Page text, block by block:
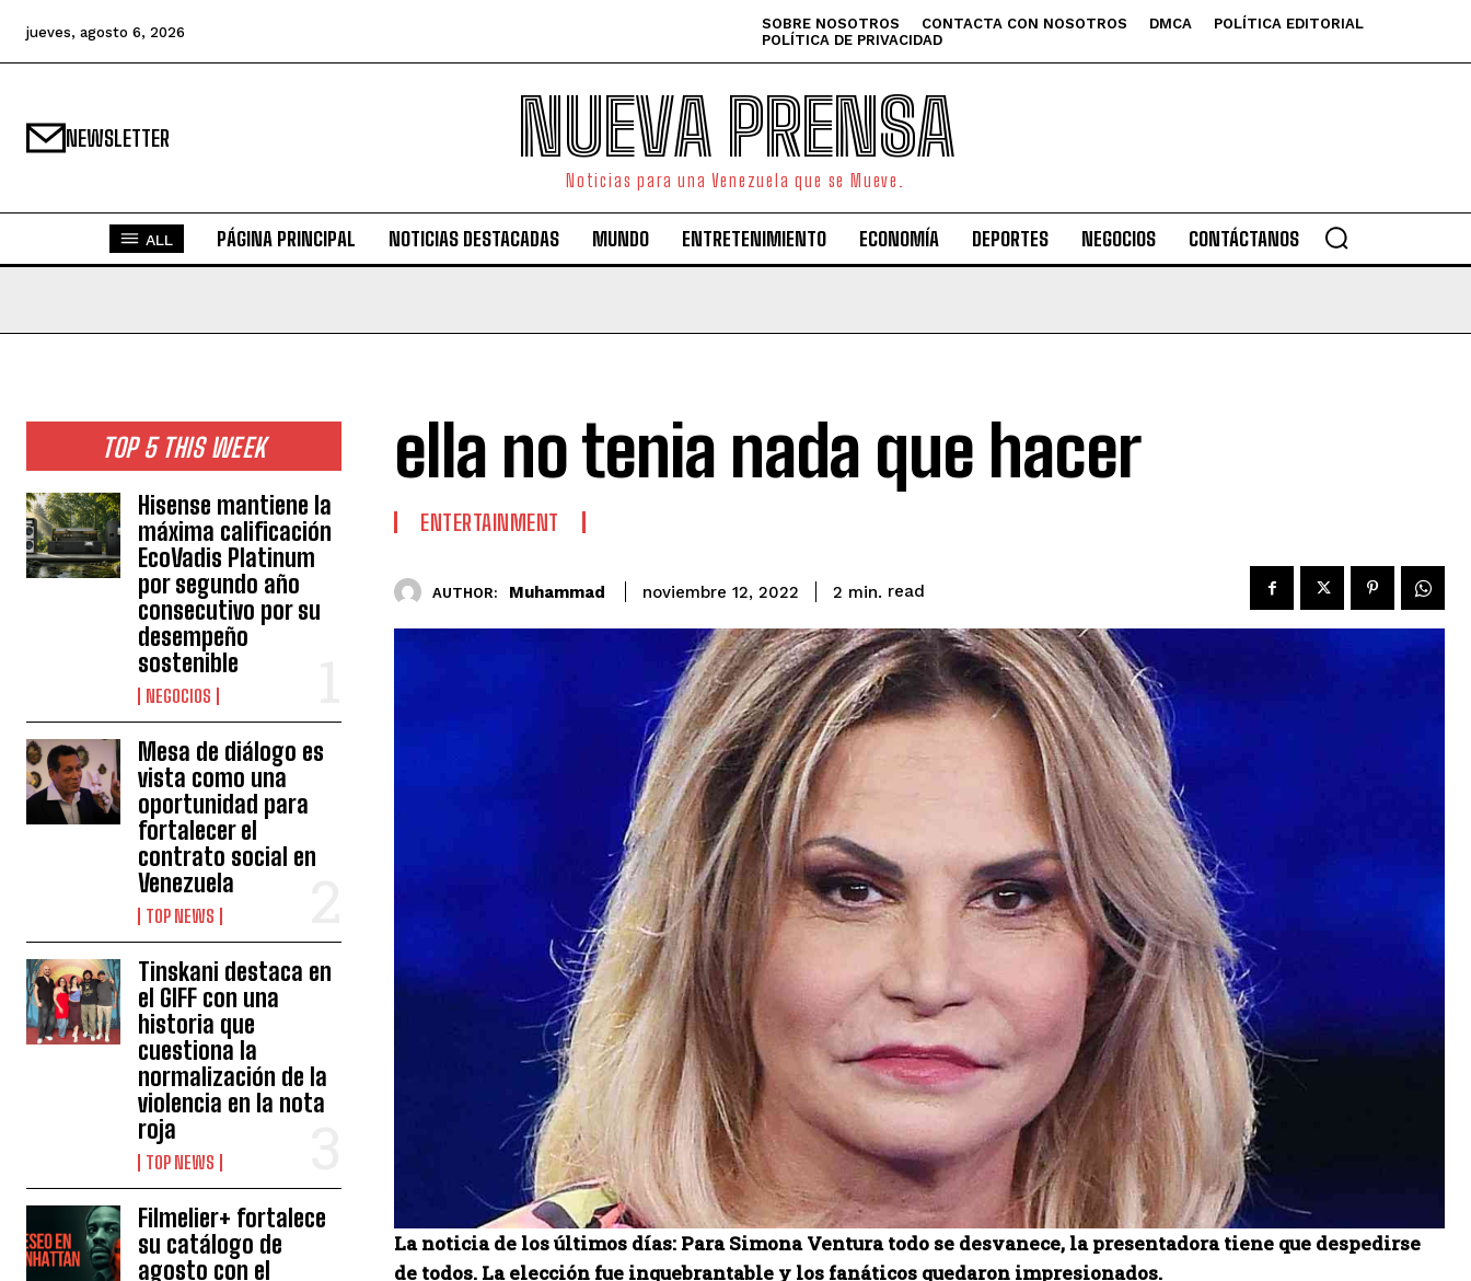
jueves, agosto 6, 2026 SOBRE NOSOTROS CONTACTA CON NOSOTROS DMCA
POLÍTICA EDITORIAL
POLÍTICA DE PRIVACIDAD
NEWSLETTER NUEVA PRENSA
Noticias para una Venezuela que se Mueve.
ALL PÁGINA PRINCIPAL NOTICIAS DESTACADAS MUNDO ENTRETENIMIENTO ECONOMÍA DEPORTES NEGOCIOS CONTÁCTANOS
TOP 5 THIS WEEK
Hisense mantiene la
máxima calificación
EcoVadis Platinum
por segundo año
consecutivo por su
desempeño
sostenible
NEGOCIOS
Mesa de diálogo es
vista como una
oportunidad para
fortalecer el
contrato social en
Venezuela
TOP NEWS
Tinskani destaca en
el GIFF con una
historia que
cuestiona la
normalización de la
violencia en la nota
roja
TOP NEWS
Filmelier+ fortalece
su catálogo de
agosto con el
ella no tenia nada que hacer
ENTERTAINMENT
AUTHOR: Muhammad noviembre 12, 2022 2 min. read
La noticia de los últimos días: Para Simona Ventura todo se desvanece, la presentadora tiene que despedirse
de todos. La elección fue inquebrantable y los fanáticos quedaron impresionados.